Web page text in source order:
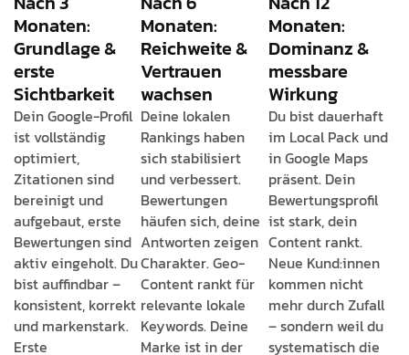
Monaten:
Grundlage &
erste
Sichtbarkeit
Dein Google-Profil
ist vollständig
optimiert,
Zitationen sind
bereinigt und
aufgebaut, erste
Bewertungen sind
aktiv eingeholt. Du
bist auffindbar –
konsistent, korrekt
und markenstark.
Erste
Monaten:
Reichweite &
Vertrauen
wachsen
Deine lokalen
Rankings haben
sich stabilisiert
und verbessert.
Bewertungen
häufen sich, deine
Antworten zeigen
Charakter. Geo-
Content rankt für
relevante lokale
Keywords. Deine
Marke ist in der
Monaten:
Dominanz &
messbare
Wirkung
Du bist dauerhaft
im Local Pack und
in Google Maps
präsent. Dein
Bewertungsprofil
ist stark, dein
Content rankt.
Neue Kund:innen
kommen nicht
mehr durch Zufall
– sondern weil du
systematisch die